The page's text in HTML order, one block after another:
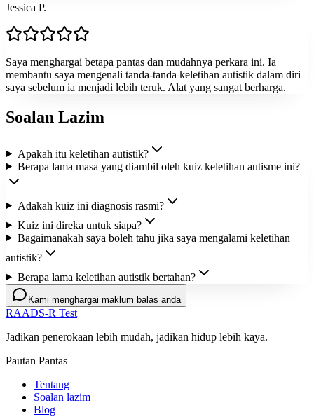
Jessica P.
Saya menghargai betapa pantas dan mudahnya perkara ini. Ia
membantu saya mengenali tanda-tanda keletihan autistik dalam diri
saya sebelum ia menjadi lebih teruk. Alat yang sangat berharga.
Soalan Lazim
Apakah itu keletihan autistik?
Berapa lama masa yang diambil oleh kuiz keletihan autisme ini?
Adakah kuiz ini diagnosis rasmi?
Kuiz ini direka untuk siapa?
Bagaimanakah saya boleh tahu jika saya mengalami keletihan
autistik?
Berapa lama keletihan autistik bertahan?
Kami menghargai maklum balas anda
RAADS-R Test
Jadikan penerokaan lebih mudah, jadikan hidup lebih kaya.
Pautan Pantas
Tentang
Soalan lazim
Blog